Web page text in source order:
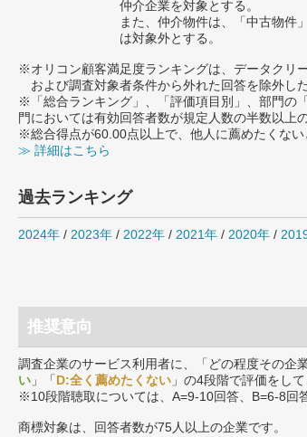
仲介企業を対象とする。
また、仲介物件は、「中古物件
は対象外とする。
※オリコン顧客満足度ランキングは、データクリ
および調査対象者条件から外れた回答を除外し
※「総合ランキング」、「評価項目別」、部門の
門においては有効回答者数が規定人数の半数以上
※総合得点が60.00点以上で、他人に薦めたくな
≫ 詳細はこちら
過去ランキング
2024年 / 2023年 / 2022年 / 2021年 / 2020年 /
推奨意向
調査企業のサービス利用者に、「どの程度その企
い 」「D:全く薦めたくない 」の4段階で評価をし
※10段階聴取については、A=9-10回答、B=6-8回
商標対象は、回答者数が75人以上の企業です。